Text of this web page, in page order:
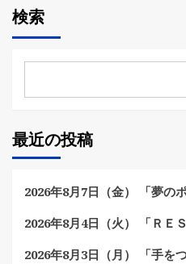
ペ
ー
り
検索
最近の投稿
2026年8月7日（金） 「夢の
2026年8月4日（火） 「ＲＥ
2026年8月3日（月） 「手を